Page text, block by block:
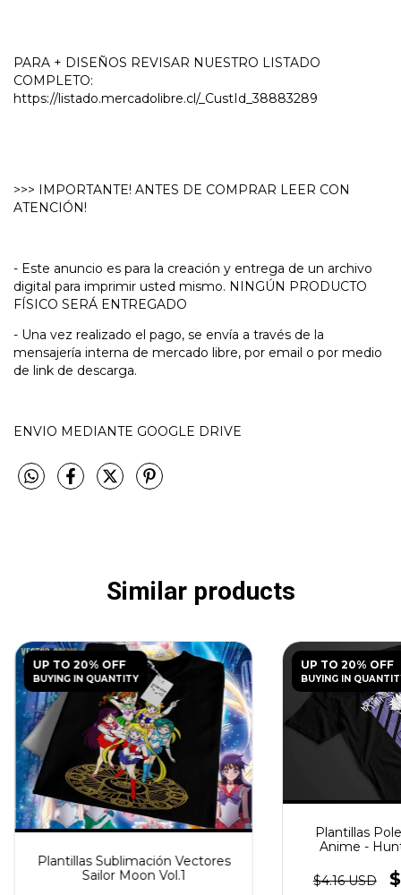
PARA + DISEÑOS REVISAR NUESTRO LISTADO
COMPLETO:
https://listado.mercadolibre.cl/_CustId_38883289
>>> IMPORTANTE! ANTES DE COMPRAR LEER CON
ATENCIÓN!
- Este anuncio es para la creación y entrega de un archivo
digital para imprimir usted mismo. NINGÚN PRODUCTO
FÍSICO SERÁ ENTREGADO
- Una vez realizado el pago, se envía a través de la
mensajería interna de mercado libre, por email o por medio
de link de descarga.
ENVIO MEDIANTE GOOGLE DRIVE
Similar products
UP TO 20% OFF
BUYING IN QUANTITY
Plantillas Sublimación Vectores
Sailor Moon Vol.1
UP TO 20% OFF
BUYING IN
Plantillas
Anime -
$4.16 USD